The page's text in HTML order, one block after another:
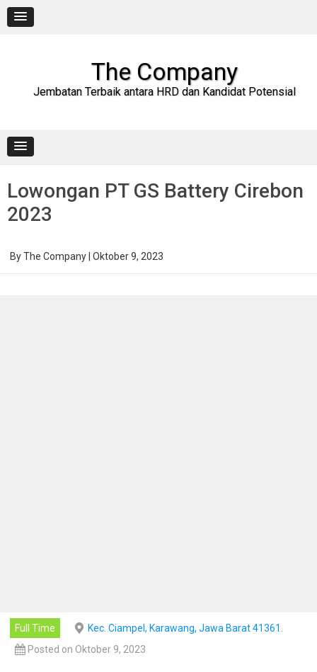
content
The Company
Jembatan Terbaik antara HRD dan Kandidat Potensial
Lowongan PT GS Battery Cirebon
2023
ByThe Company Oktober 9, 2023
Full Time
Kec. Ciampel, Karawang, Jawa Barat 41361.
Posted on Oktober 9, 2023